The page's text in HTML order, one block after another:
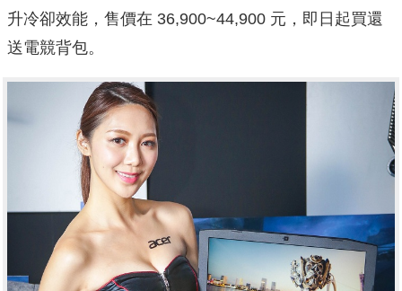
升冷卻效能，售價在 36,900~44,900 元，即日起買還
送電競背包。